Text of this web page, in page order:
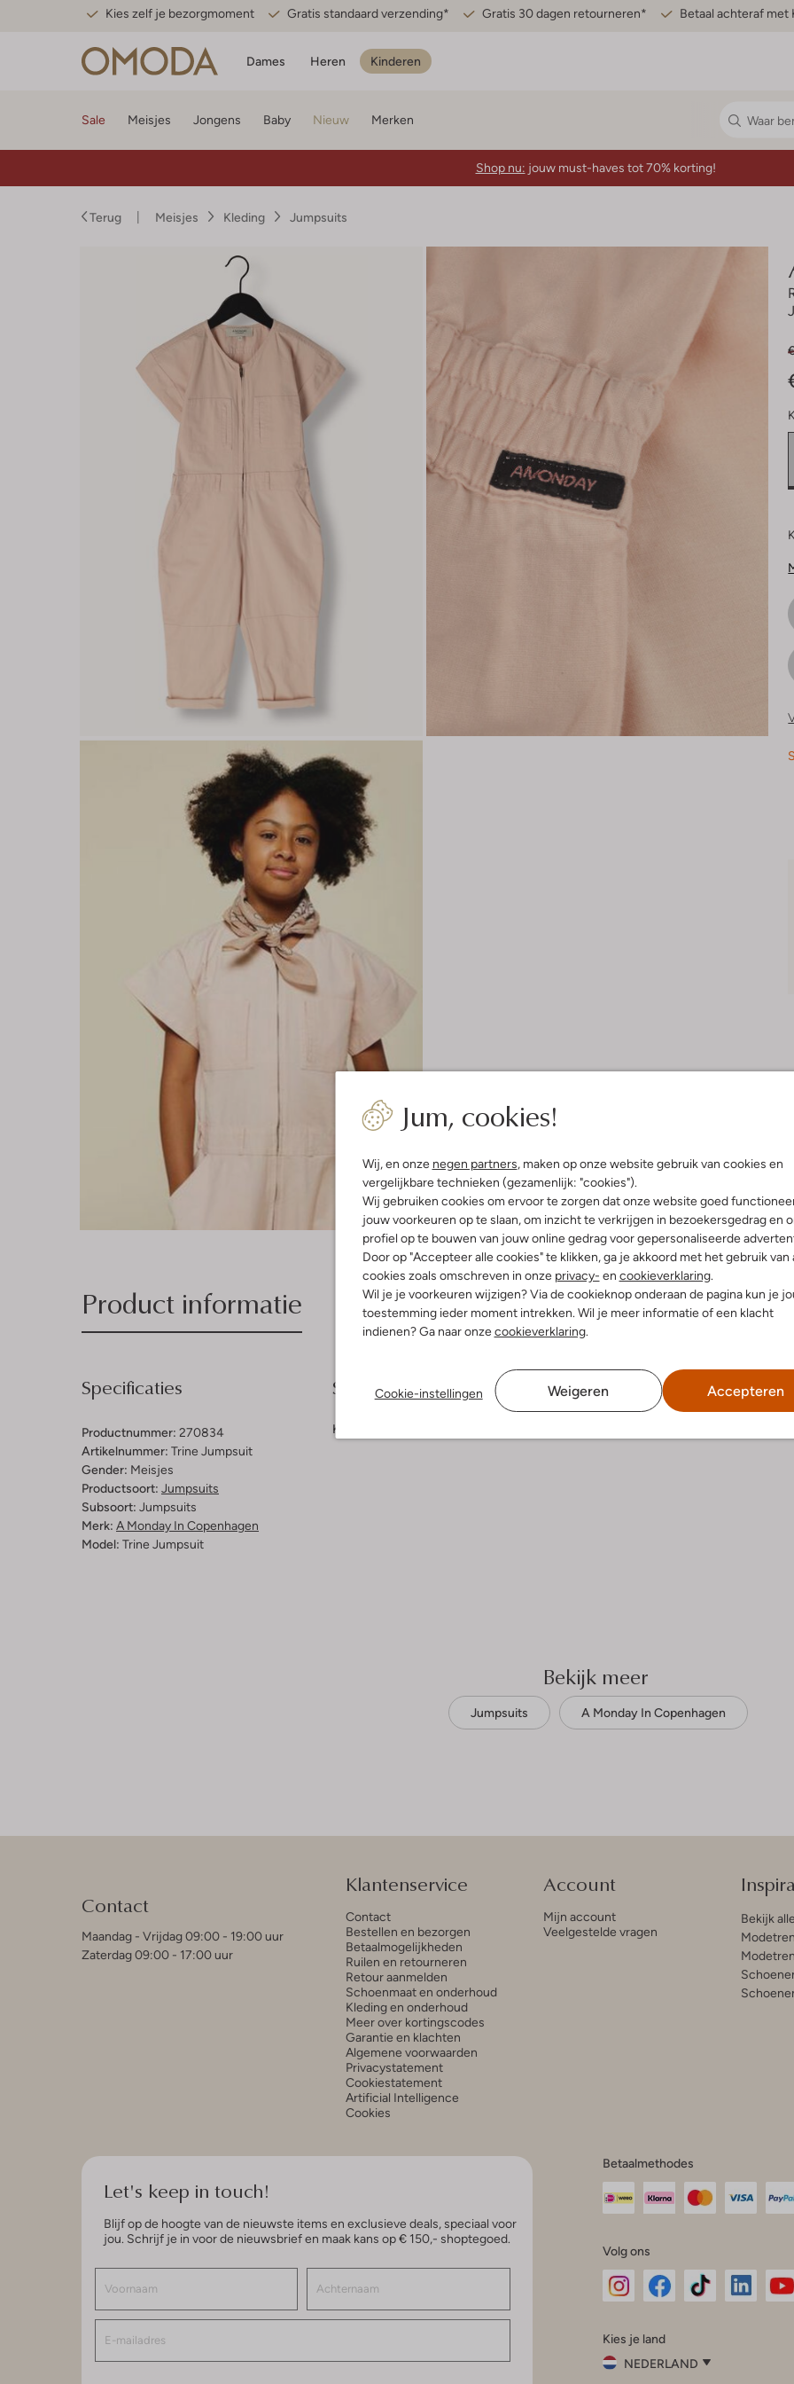
Kies zelf je bezorgmoment Gratis standaard verzending* Gratis 30 dagen retourneren* Betaal achteraf met
Dames Heren Kinderen
Jum, cookies!
Wij, en onze negen partners, maken op onze website gebruik van cookies en
vergelijkbare technieken (gezamenlijk: "cookies").
Wij gebruiken cookies om ervoor te zorgen dat onze website goed
jouw voorkeuren op te slaan, om inzicht te verkrijgen in bezoekersgedrag en
profiel op te bouwen van jouw online gedrag voor gepersonaliseerde
Door op "Accepteer alle cookies" te klikken, ga je akkoord met het gebruik van
cookies zoals omschreven in onze privacy- en cookieverklaring.
Wil je je voorkeuren wijzigen? Via de cookieknop onderaan de pagina kun je
toestemming ieder moment intrekken. Wil je meer informatie of een klacht
indienen? Ga naar onzecookieverklaring.
Cookie-instellingen Weigeren Accepteren
Sale Meisjes Jongens Baby Nieuw Merken
Shop nu: jouw must-haves tot 70% korting!
Terug Meisjes Kleding Jumpsuits
Product informatie Bezorgen & retourneren
Specificaties
Productnummer: 270834
Artikelnummer: Trine Jumpsuit
Gender: Meisjes
Productsoort: Jumpsuits
Subsoort: Jumpsuits
Merk: A Monday In Copenhagen
Model: Trine Jumpsuit
Samenstelling & Pasvorm
Kleur:
Bekijk meer
Jumpsuits A Monday In Copenhagen
Contact
Maandag - Vrijdag 09:00 - 19:00 uur
Zaterdag 09:00 - 17:00 uur
Klantenservice
Contact
Bestellen en bezorgen
Betaalmogelijkheden
Ruilen en retourneren
Retour aanmelden
Schoenmaat en onderhoud
Kleding en onderhoud
Meer over kortingscodes
Garantie en klachten
Algemene voorwaarden
Privacystatement
Cookiestatement
Artificial Intelligence
Cookies
Account
Mijn account
Veelgestelde vragen
Bekijk
Let's keep in touch!
Blijf op de hoogte van de nieuwste items en exclusieve deals, speciaal voor
jou. Schrijf je in voor de nieuwsbrief en maak kans op € 150,- shoptegoed.
Betaalmethodes
Volg ons
InstagramFacebook
Kies je land
NEDERLAND